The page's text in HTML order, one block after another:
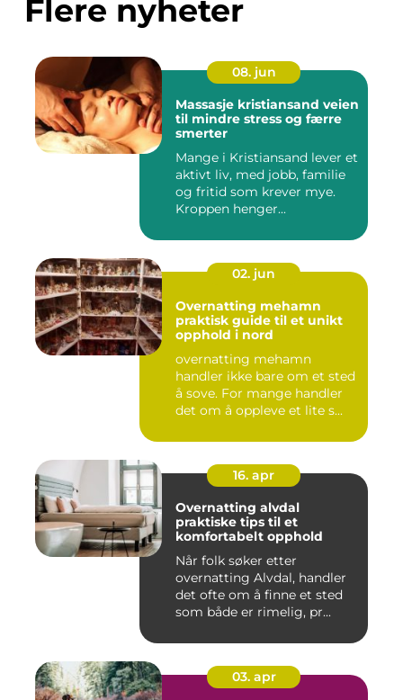
Flere nyheter
08. jun
Massasje kristiansand veien
til mindre stress og færre
smerter
Mange i Kristiansand lever et
aktivt liv, med jobb, familie
og fritid som krever mye.
Kroppen henger...
02. jun
Overnatting mehamn
praktisk guide til et unikt
opphold i nord
overnatting mehamn
handler ikke bare om et sted
å sove. For mange handler
det om å oppleve et lite s...
16. apr
Overnatting alvdal
praktiske tips til et
komfortabelt opphold
Når folk søker etter
overnatting Alvdal, handler
det ofte om å finne et sted
som både er rimelig, pr...
03. apr